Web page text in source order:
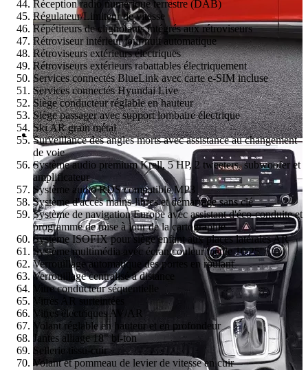
Réception radio numérique terrestre (DAB)
Régulateur/Limiteur de vitesse
Répétiteurs de clignotants intégrés aux rétroviseurs
Rétroviseur intérieur jour/nuit automatique
Rétroviseurs extérieurs électriques
Rétroviseurs extérieurs rabattables électriquement
Services connectés BlueLink avec carte e-SIM incluse
Services connectés Hyundai Live
Siège conducteur réglable en hauteur
Siège passager avec support lombaire électrique
Ski AR grain métal
Surveillance des angles morts avec assistance au changement
de voie
Système audio premium Krell, 5 HP, 2 tweeters, subwoofer et
amplificateur
Système audio RDS compatible MP3
Système d'accès mains-libres et démarrage sans clé
Système de navigation Europe avec assistant d'éco-conduite et
programme de mise à jour de la cartographie
Système ISOFIX pour siège enfant aux places latérales AR
Système multimédia avec écran couleur tactile 10.25"
Verrouillage automatique des portes en roulant
Verrouillage centralisé à distance
Vitre conducteur séquentielle
Vitres AR surteintées
Vitres électriques AV/AR
Volant réglable en hauteur et en profondeur
Jantes alliage 18" bi-ton
Sellerie tissu-cuir
Volant et pommeau de levier de vitesse en cuir